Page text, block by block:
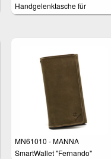
Handgelenktasche für
Samsung Galaxy S8, Galaxy
MN61010 - MANNA
SmartWallet "Fernando"